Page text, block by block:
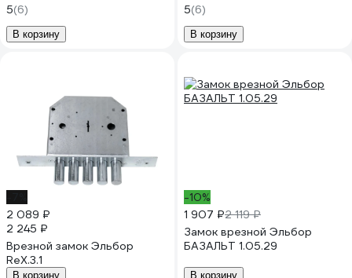
5(6)
В корзину
5(6)
В корзину
2 089 ₽
2 245 ₽
Врезной замок Эльбор
ReX.3.1
В корзину
-10%
1 907 ₽2 119 ₽
Замок врезной Эльбор
БАЗАЛЬТ 1.05.29
В корзину